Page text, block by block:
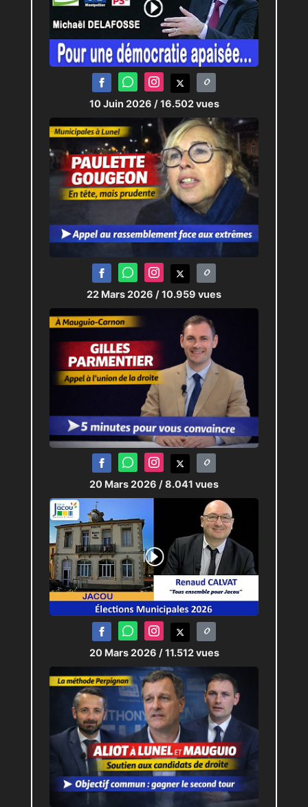
10 Juin 2026 / 16.502 vues
22 Mars 2026 / 10.959 vues
20 Mars 2026 / 8.041 vues
20 Mars 2026 / 11.512 vues